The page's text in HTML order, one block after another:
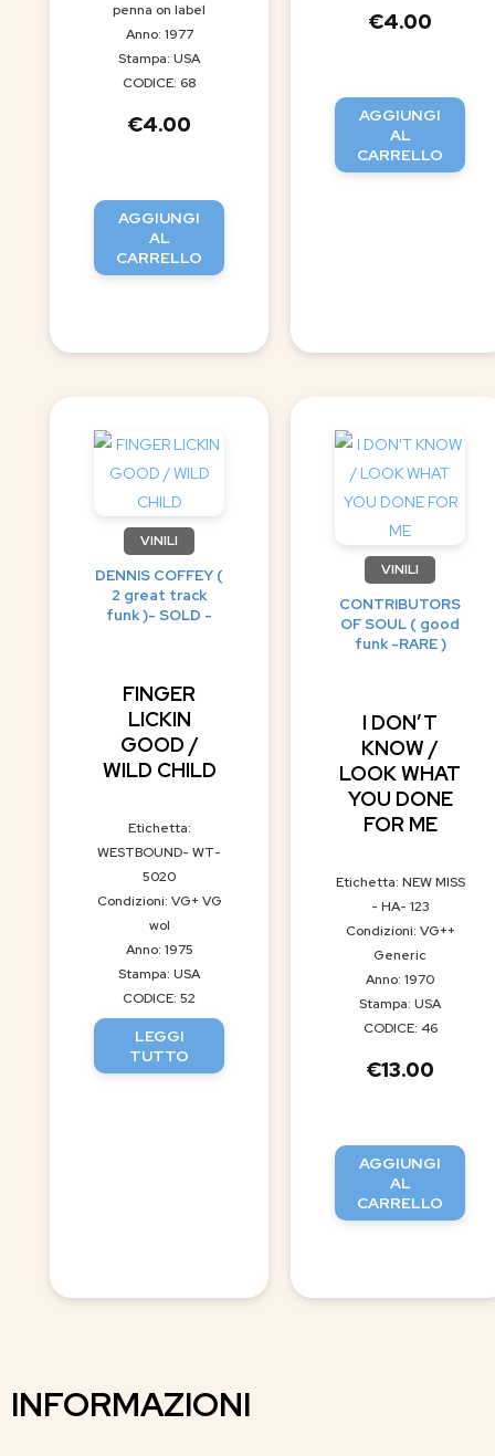
penna on label
Anno: 1977
Stampa: USA
CODICE: 68
€4.00
AGGIUNGI
AL
CARRELLO
€4.00
AGGIUNGI
AL
CARRELLO
VINILI
DENNIS COFFEY (
2 great track
funk )- SOLD -
FINGER
LICKIN
GOOD /
WILD CHILD
Etichetta:
WESTBOUND- WT-
5020
Condizioni: VG+ VG
wol
Anno: 1975
Stampa: USA
CODICE: 52
LEGGI
TUTTO
VINILI
CONTRIBUTORS
OF SOUL ( good
funk -RARE )
I DON’T
KNOW /
LOOK WHAT
YOU DONE
FOR ME
Etichetta: NEW MISS
- HA- 123
Condizioni: VG++
Generic
Anno: 1970
Stampa: USA
CODICE: 46
€13.00
AGGIUNGI
AL
CARRELLO
INFORMAZIONI